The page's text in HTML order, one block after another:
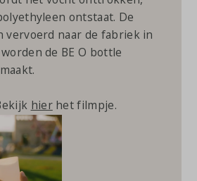
ontstaat. De
vervoerd naar de fabriek in
de BE O bottle
hierhet filmpje.